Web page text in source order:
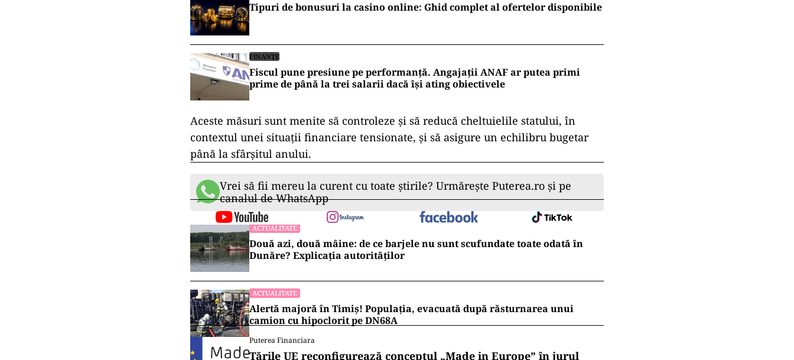
Tipuri de bonusuri la casino online: Ghid complet al ofertelor disponibile
FINANȚE
Fiscul pune presiune pe performanță. Angajații ANAF ar putea primi
prime de până la trei salarii dacă își ating obiectivele
Aceste măsuri sunt menite să controleze și să reducă cheltuielile statului, în
contextul unei situații financiare tensionate, și să asigure un echilibru bugetar
până la sfârșitul anului.
Vrei să fii mereu la curent cu toate știrile? Urmărește Puterea.ro și pe
canalul de WhatsApp
ACTUALITATE
Două azi, două mâine: de ce barjele nu sunt scufundate toate odată în
Dunăre? Explicația autorităților
ACTUALITATE
Alertă majoră în Timiș! Populația, evacuată după răsturnarea unui
camion cu hipoclorit pe DN68A
Puterea Financiara
Țările UE reconfigurează conceptul „Made in Europe” în jurul